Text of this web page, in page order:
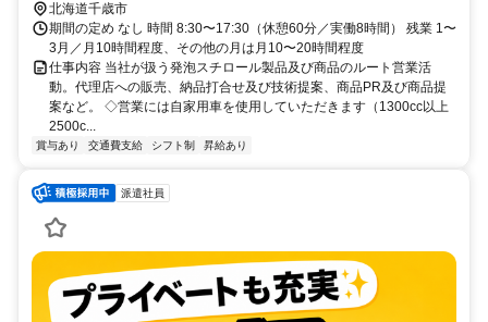
北海道千歳市
期間の定め なし 時間 8:30〜17:30（休憩60分／実働8時間） 残業 1〜
3月／月10時間程度、その他の月は月10〜20時間程度
仕事内容 当社が扱う発泡スチロール製品及び商品のルート営業活
動。代理店への販売、納品打合せ及び技術提案、商品PR及び商品提
案など。 ◇営業には自家用車を使用していただきます（1300cc以上
2500c...
賞与あり 交通費支給 シフト制 昇給あり
派遣社員